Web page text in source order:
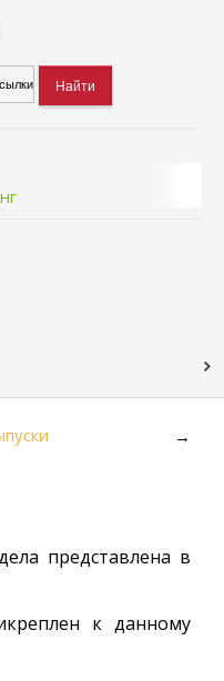
→
представлена в
к данному